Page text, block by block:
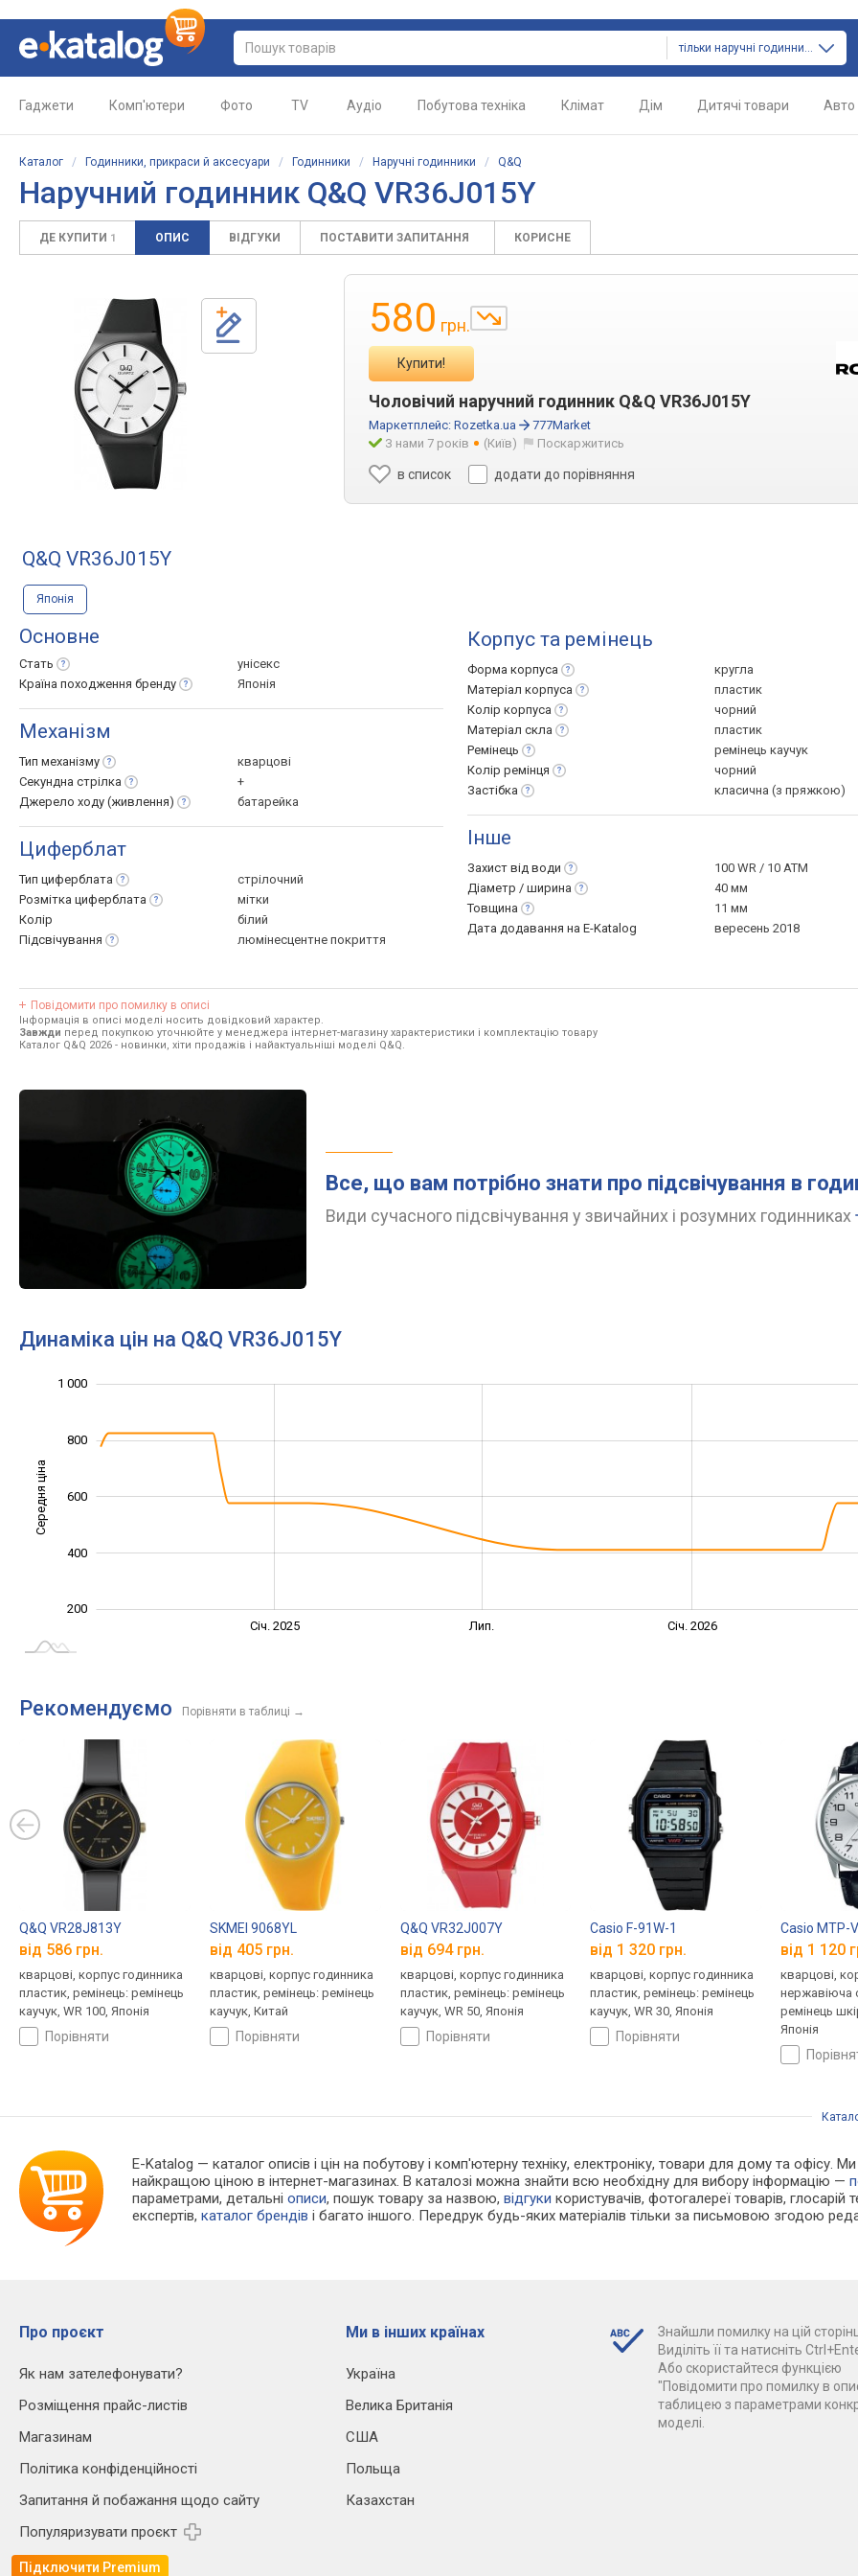
тільки наручні годинники
Гаджети Комп'ютери Фото TV Аудіо Побутова техніка Клімат Дім Дитячі товари Авто
Каталог / Годинники, прикраси й аксесуари / Годинники / Наручні годинники / Q&Q
Наручний годинник Q&Q VR36J015Y
ДЕ КУПИТИ 1 ОПИС ВІДГУКИ ПОСТАВИТИ ЗАПИТАННЯ КОРИСНЕ
580 грн.
Купити!
Чоловічий наручний годинник Q&Q VR36J015Y
Маркетплейс: Rozetka.ua
777Market
З нами 7 років
(Київ) Поскаржитись
в список додати до порівняння
Q&Q VR36J015Y
Японія
Основне
Стать
унісекс
Країна походження бренду Японія
Механізм
Тип механізму
кварцові
Секундна стрілка
+
Джерело ходу (живлення) батарейка
Циферблат
Тип циферблата
стрілочний
Розмітка циферблата
мітки
Колір
білий
Підсвічування
люмінесцентне покриття
Корпус та ремінець
Форма корпуса
кругла
Матеріал корпуса
пластик
Колір корпуса
чорний
Матеріал скла
пластик
Ремінець
ремінець каучук
Колір ремінця
чорний
Застібка
класична (з пряжкою)
Інше
Захист від води
100 WR / 10 ATM
Діаметр / ширина
40 мм
Товщина
11 мм
Дата додавання на E-Katalog
вересень 2018
Повідомити про помилку в описі
Інформація в описі моделі носить довідковий характер.
Завжди перед покупкою уточнюйте у менеджера інтернет-магазину характеристики і комплектацію товару
Каталог Q&Q 2026 - новинки, хіти продажів і найактуальніші моделі Q&Q.
Все, що вам потрібно знати про підсвічування в
Види сучасного підсвічування у звичайних і розумних годинниках
Динаміка цін на Q&Q VR36J015Y
Середня ціна 1 000
200
400
600
800
1 000
Січ. 2025 Лип. Січ. 2026
Рекомендуємо Порівняти в таблиці →
Q&Q VR28J813Y
від 586 грн.
кварцові, корпус годинника
пластик, ремінець: ремінець
каучук, WR 100, Японія
порівняти
SKMEI 9068YL
від 405 грн.
кварцові, корпус годинника
пластик, ремінець: ремінець
каучук, Китай
порівняти
Q&Q VR32J007Y
від 694 грн.
кварцові, корпус годинника
пластик, ремінець: ремінець
каучук, WR 50, Японія
порівняти
Casio F-91W-1
від 1 320 грн.
кварцові, корпус годинника
пластик, ремінець: ремінець
каучук, WR 30, Японія
порівняти
Casio MTP-
від 1 120
кварцові,
нержавіюча
ремінець
Японія
E-Katalog — каталог описів і цін на побутову і комп'ютерну техніку, електроніку, товари для дому та офісу.
найкращою ціною в інтернет-магазинах. В каталозі можна знайти всю необхідну для вибору інформацію —
параметрами, детальніописи, пошук товару за назвою,відгуки користувачів, фотогалереї товарів, глосарій
експертів,каталог брендів і багато іншого. Передрук будь-яких матеріалів тільки за письмовою згодою
Про проєкт
Як нам зателефонувати?
Розміщення прайс-листів
Магазинам
Політика конфіденційності
Запитання й побажання щодо сайту
Популяризувати проєкт
Підключити Premium
Ми в інших країнах
Україна
Велика Британія
США
Польща
Казахстан
Знайшли помилку на цій
Виділіть її та натисніть
Або скористайтеся функцією
"Повідомити про помилку в
таблицею з параметрами
моделі.